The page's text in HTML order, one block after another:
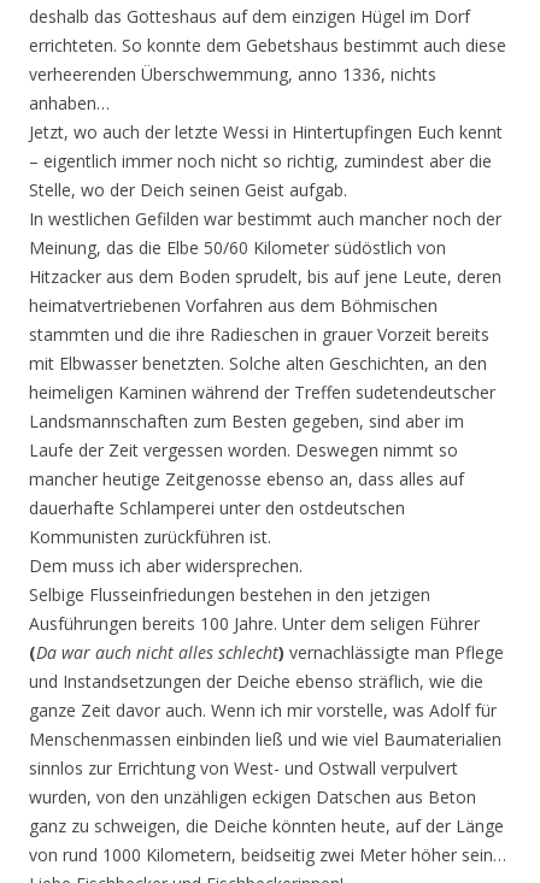
deshalb das Gotteshaus auf dem einzigen Hügel im Dorf
errichteten. So konnte dem Gebetshaus bestimmt auch diese
verheerenden Überschwemmung, anno 1336, nichts
anhaben…
Jetzt, wo auch der letzte Wessi in Hintertupfingen Euch kennt
– eigentlich immer noch nicht so richtig, zumindest aber die
Stelle, wo der Deich seinen Geist aufgab.
In westlichen Gefilden war bestimmt auch mancher noch der
Meinung, das die Elbe 50/60 Kilometer südöstlich von
Hitzacker aus dem Boden sprudelt, bis auf jene Leute, deren
heimatvertriebenen Vorfahren aus dem Böhmischen
stammten und die ihre Radieschen in grauer Vorzeit bereits
mit Elbwasser benetzten. Solche alten Geschichten, an den
heimeligen Kaminen während der Treffen sudetendeutscher
Landsmannschaften zum Besten gegeben, sind aber im
Laufe der Zeit vergessen worden. Deswegen nimmt so
mancher heutige Zeitgenosse ebenso an, dass alles auf
dauerhafte Schlamperei unter den ostdeutschen
Kommunisten zurückführen ist.
Dem muss ich aber widersprechen.
Selbige Flusseinfriedungen bestehen in den jetzigen
Ausführungen bereits 100 Jahre. Unter dem seligen Führer
(Da war auch nicht alles schlecht) vernachlässigte man Pflege
und Instandsetzungen der Deiche ebenso sträflich, wie die
ganze Zeit davor auch. Wenn ich mir vorstelle, was Adolf für
Menschenmassen einbinden ließ und wie viel Baumaterialien
sinnlos zur Errichtung von West- und Ostwall verpulvert
wurden, von den unzähligen eckigen Datschen aus Beton
ganz zu schweigen, die Deiche könnten heute, auf der Länge
von rund 1000 Kilometern, beidseitig zwei Meter höher sein…